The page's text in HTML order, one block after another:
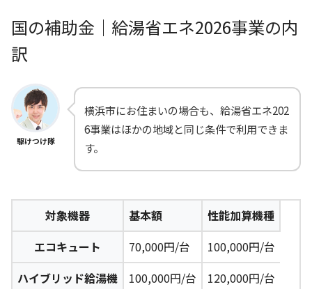
国の補助金｜給湯省エネ2026事業の内
訳
駆けつけ隊
横浜市にお住まいの場合も、給湯省エネ202
6事業はほかの地域と同じ条件で利用できま
す。
対象機器 基本額
性能加算機種
エコキュート
70,000円/台
100,000円/台
ハイブリッド給湯機
100,000円/台
120,000円/台